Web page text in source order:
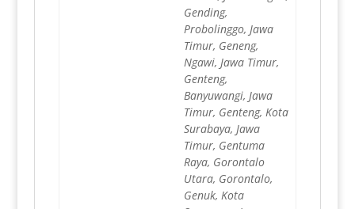
Gending,
Probolinggo, Jawa
Timur, Geneng,
Ngawi, Jawa Timur,
Genteng,
Banyuwangi, Jawa
Timur, Genteng, Kota
Surabaya, Jawa
Timur, Gentuma
Raya, Gorontalo
Utara, Gorontalo,
Genuk, Kota